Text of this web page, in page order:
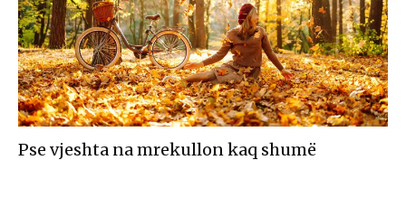
Pse vjeshta na mrekullon kaq shumë